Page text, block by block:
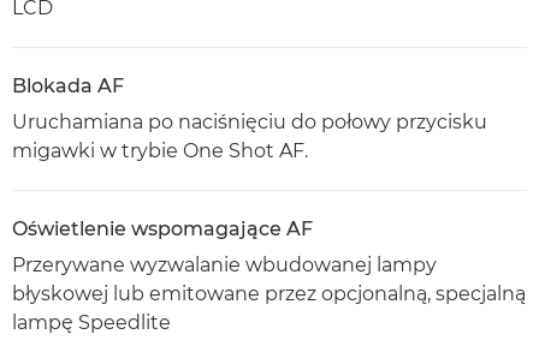
LCD
Blokada AF
Uruchamiana po naciśnięciu do połowy przycisku
migawki w trybie One Shot AF.
Oświetlenie wspomagające AF
Przerywane wyzwalanie wbudowanej lampy
błyskowej lub emitowane przez opcjonalną, specjalną
lampę Speedlite